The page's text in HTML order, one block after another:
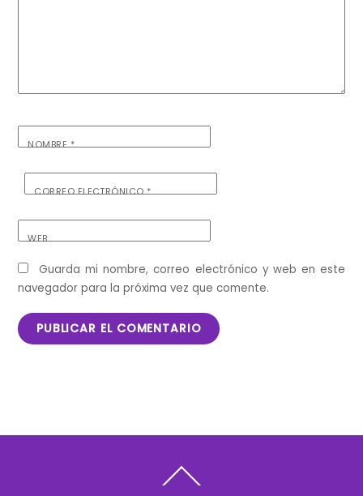
NOMBRE*
CORREO ELECTRÓNICO*
WEB
Guarda mi nombre, correo electrónico y web en este
navegador para la próxima vez que comente.
To